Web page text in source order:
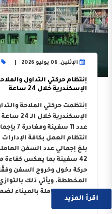
الإثنين, 06 يوليو 2026
إنتظام حركتي التداول
الإسكندرية خلال 24 ساعة
إنتظمت حركتي الملاحة
انتظام العمل بكافة
بلغ إجمالي عدد السفن
42 سفينة بما يعكس
حركة دخول وخروج السفن وفقًا
المخططة. ويأتي ذلك
الجهات العاملة بالميناء
اقرأ المزيد